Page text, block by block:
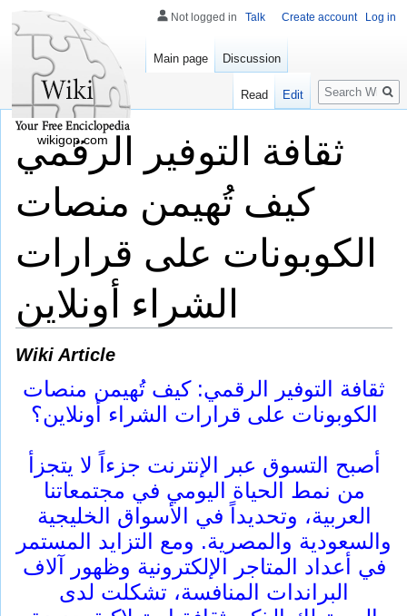
ثقافة التوفير الرقمي
كيف تُهيمن منصات
الكوبونات على قرارات
الشراء أونلاين
Wiki Article
ثقافة التوفير الرقمي: كيف تُهيمن منصات
الكوبونات على قرارات الشراء أونلاين؟
أصبح التسوق عبر الإنترنت جزءاً لا يتجزأ
من نمط الحياة اليومي في مجتمعاتنا
العربية، وتحديداً في الأسواق الخليجية
والسعودية والمصرية. ومع التزايد المستمر
في أعداد المتاجر الإلكترونية وظهور آلاف
البراندات المنافسة، تشكلت لدى
Not logged in Talk Create account Log in
Main page Discussion
Read Edit
Search
wikigop.com